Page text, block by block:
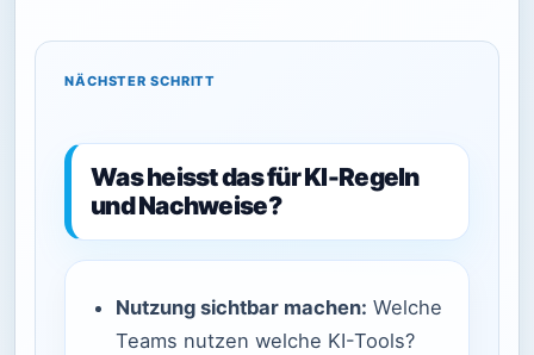
NÄCHSTER SCHRITT
Was heisst das für KI-Regeln
und Nachweise?
Nutzung sichtbar machen: Welche
Teams nutzen welche KI-Tools?